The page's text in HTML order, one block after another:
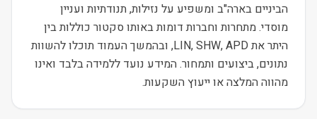
הביניים בארה"ב ומשפיע על נזילות, תנודתיות ועניין
מוסדי. מתחרות וחברות דומות באותו סקטור כוללות בין
היתר את LIN, SHW, APD, ובהמשך העמוד תוכלו להשוות
נתונים, ביצועים ותמחור. המידע נועד ללמידה בלבד ואינו
מהווה המלצה או ייעוץ השקעות.